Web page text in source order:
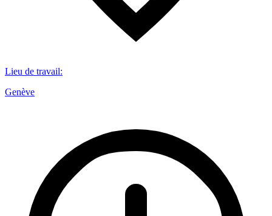
Lieu de travail:
Genève